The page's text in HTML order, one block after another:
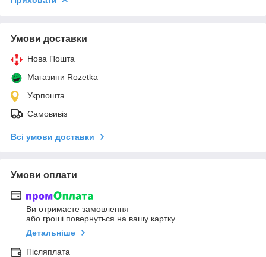
Умови доставки
Нова Пошта
Магазини Rozetka
Укрпошта
Самовивіз
Всі умови доставки
Умови оплати
Ви отримаєте замовлення
або гроші повернуться на вашу картку
Детальніше
Післяплата